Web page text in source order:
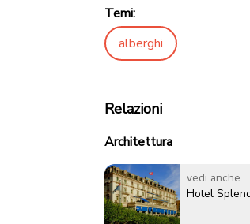
Temi:
alberghi
Relazioni
Architettura
vedi anche
Hotel